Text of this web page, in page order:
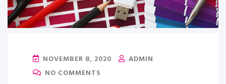
NOVEMBER 8, 2020
ADMIN
NO COMMENTS